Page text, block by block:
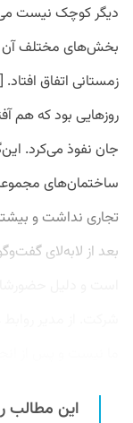
دیگر کوچک نیست
بخش‌های مختلف آن
روزهایی بود که هم
جان نفوذ می‌کرد.
ساختمان‌های
تجاری نداشت و
بعد از لابه‌لای
این مطالب